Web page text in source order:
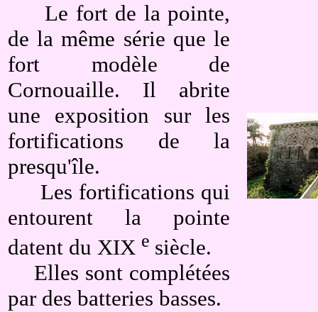
Le fort de la pointe,
de la même série que le
fort modèle de
Cornouaille. Il abrite
une exposition sur les
fortifications de la
presqu'île.
Les fortifications qui
entourent la pointe
datent du XIX e siècle.
Elles sont complétées
par des batteries basses.